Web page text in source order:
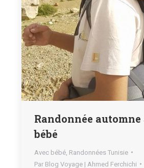
Randonnée automne
bébé
Avec bébé Randonnées Tunisie
Par Blog Voyage | Ahmed Ferchichi